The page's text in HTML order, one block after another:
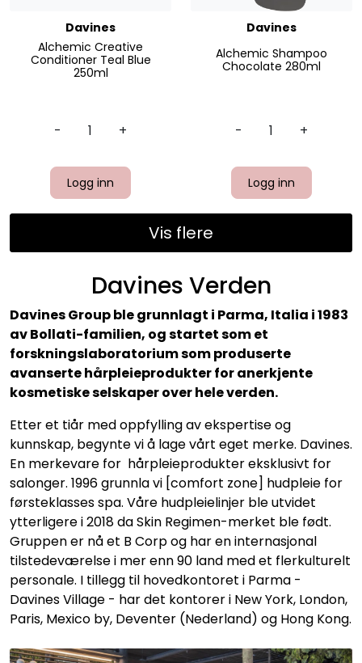
Davines
Alchemic Creative
Conditioner Teal Blue
250ml
- +
Logg inn
Davines
Alchemic Shampoo
Chocolate 280ml
- +
Logg inn
Vis flere
Davines Verden
Davines Group ble grunnlagt i Parma, Italia i 1983
av Bollati-familien, og startet som et
forskningslaboratorium som produserte
avanserte hårpleieprodukter for anerkjente
kosmetiske selskaper over hele verden.
Etter et tiår med oppfylling av ekspertise og
kunnskap, begynte vi å lage vårt eget merke. Davines.
En merkevare for hårpleieprodukter eksklusivt for
salonger. 1996 grunnla vi [comfort zone] hudpleie for
førsteklasses spa. Våre hudpleielinjer ble utvidet
ytterligere i 2018 da Skin Regimen-merket ble født.
Gruppen er nå et B Corp og har en internasjonal
tilstedeværelse i mer enn 90 land med et flerkulturelt
personale. I tillegg til hovedkontoret i Parma -
Davines Village - har det kontorer i New York, London,
Paris, Mexico by, Deventer (Nederland) og Hong Kong.